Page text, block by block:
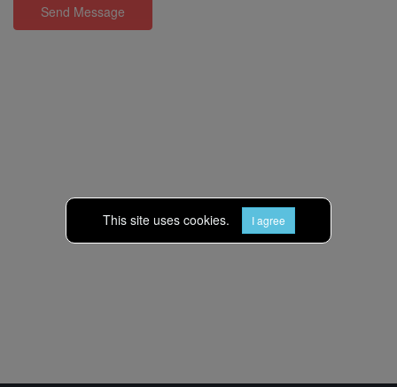
This site uses cookies. I agree